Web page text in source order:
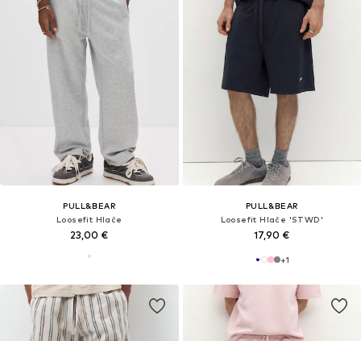
PULL&BEAR
Loosefit Hlače
23,00 €
PULL&BEAR
Loosefit Hlače 'STWD'
17,90 €
+1